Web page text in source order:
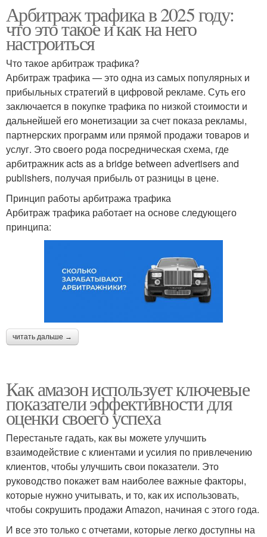
Арбитраж трафика в 2025 году:
что это такое и как на него
настроиться
Что такое арбитраж трафика?
Арбитраж трафика — это одна из самых популярных и
прибыльных стратегий в цифровой рекламе. Суть его
заключается в покупке трафика по низкой стоимости и
дальнейшей его монетизации за счет показа рекламы,
партнерских программ или прямой продажи товаров и
услуг. Это своего рода посредническая схема, где
арбитражник acts as a bridge between advertisers and
publishers, получая прибыль от разницы в цене.
Принцип работы арбитража трафика
Арбитраж трафика работает на основе следующего
принципа:
читать дальше →
Как амазон использует ключевые
показатели эффективности для
оценки своего успеха
Перестаньте гадать, как вы можете улучшить
взаимодействие с клиентами и усилия по привлечению
клиентов, чтобы улучшить свои показатели. Это
руководство покажет вам наиболее важные факторы,
которые нужно учитывать, и то, как их использовать,
чтобы сокрушить продажи Amazon, начиная с этого года.
И все это только с отчетами, которые легко доступны на